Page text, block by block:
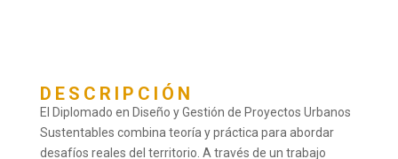
DESCRIPCIÓN
El Diplomado en Diseño y Gestión de Proyectos Urbanos
Sustentables combina teoría y práctica para abordar
desafíos reales del territorio. A través de un trabajo